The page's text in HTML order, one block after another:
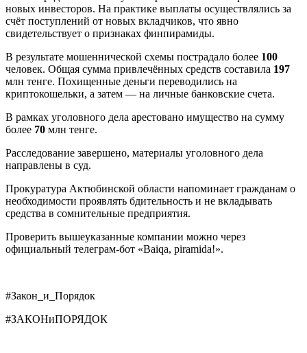
новых инвесторов. На практике выплаты осуществлялись за
счёт поступлений от новых вкладчиков, что явно
свидетельствует о признаках финпирамиды.
В результате мошеннической схемы пострадало более 100
человек. Общая сумма привлечённых средств составила 197
млн тенге. Похищенные деньги переводились на
криптокошельки, а затем — на личные банковские счета.
В рамках уголовного дела арестовано имущество на сумму
более 70 млн тенге.
Расследование завершено, материалы уголовного дела
направлены в суд.
Прокуратура Актюбинской области напоминает гражданам о
необходимости проявлять бдительность и не вкладывать
средства в сомнительные предприятия.
Проверить вышеуказанные компании можно через
официальный телеграм-бот «Baiqa, piramida!».
#Закон_и_Порядок
#ЗАКОНиПОРЯДОК